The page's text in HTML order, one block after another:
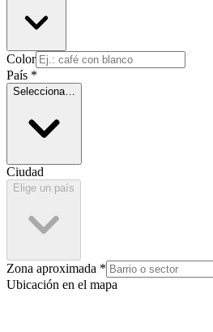
Color
País *
Selecciona…
Ciudad
Elige un país
Zona aproximada *
Ubicación en el mapa